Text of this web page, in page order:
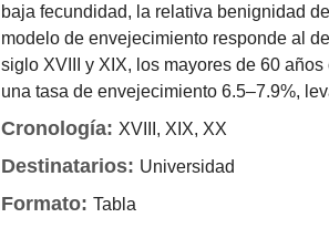
baja fecundidad, la relativa benignidad
modelo de envejecimiento responde al
siglo XVIII y XIX, los mayores de 60
una tasa de envejecimiento 6.5–7.9%,
Cronología: XVIII, XIX, XX
Destinatarios: Universidad
Formato:Tabla